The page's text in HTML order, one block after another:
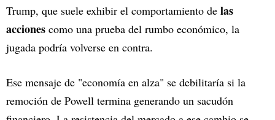
Trump, que suele exhibir el comportamiento de las
acciones como una prueba del rumbo económico, la
jugada podría volverse en contra.
Ese mensaje de "economía en alza" se debilitaría si la
remoción de Powell termina generando un sacudón